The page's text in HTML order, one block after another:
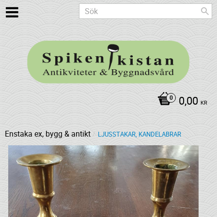
0,00 KR
Enstaka ex, bygg & antikt LJUSSTAKAR, KANDELABRAR